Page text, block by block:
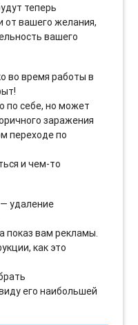
теперь
от вашего желания,
вашего
во время работы в
по себе, но может
заражения
переходе по
и чем-то
удаление
показ вам рекламы.
как это
его наибольшей